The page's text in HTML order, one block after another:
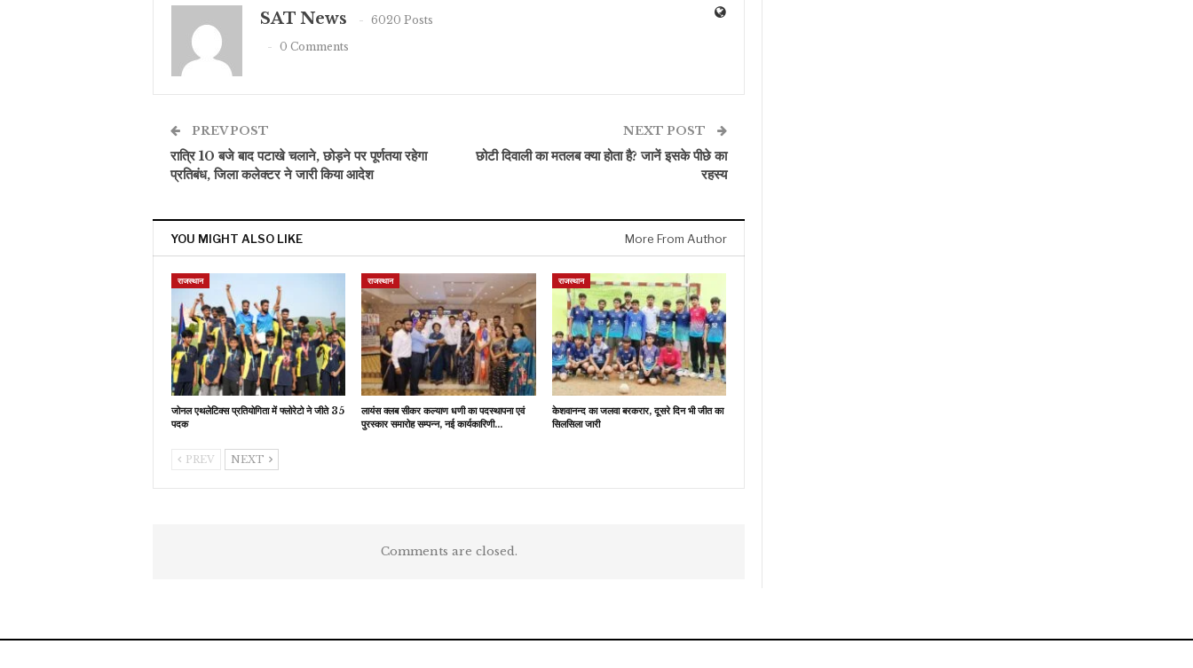
SAT News
6020 Posts
0 Comments
PREV POST
रात्रि 10 बजे बाद पटाखे चलाने, छोड़ने पर पूर्णतया रहेगा
प्रतिबंध, जिला कलेक्टर ने जारी किया आदेश
NEXT POST
छोटी दिवाली का मतलब क्या होता है? जानें इसके पीछे का
रहस्य
YOU MIGHT ALSO LIKE More From Author
राजस्थान
जोनल एथलेटिक्स प्रतियोगिता में फ्लोरेटो ने जीते 35
पदक
राजस्थान
लायंस क्लब सीकर कल्याण धणी का पदस्थापना एवं
पुरस्कार समारोह सम्पन्न, नई कार्यकारिणी…
राजस्थान
केशवानन्द का जलवा बरकरार, दूसरे दिन भी जीत का
सिलसिला जारी
PREV NEXT
Comments are closed.